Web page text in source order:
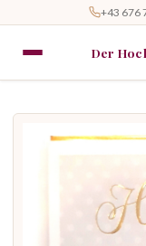
+43 676
Der